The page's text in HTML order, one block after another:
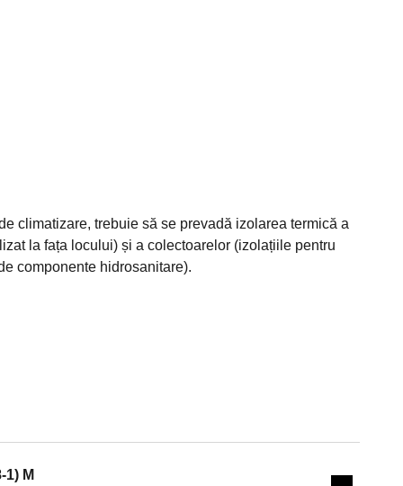
climatizare, trebuie să se prevadă izolarea termică a
la fața locului) și a colectoarelor (izolațiile pentru
componente hidrosanitare).
1) M